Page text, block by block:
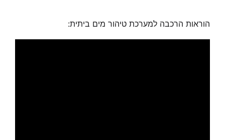
הוראות הרכבה למערכת טיהור מים ביתית: